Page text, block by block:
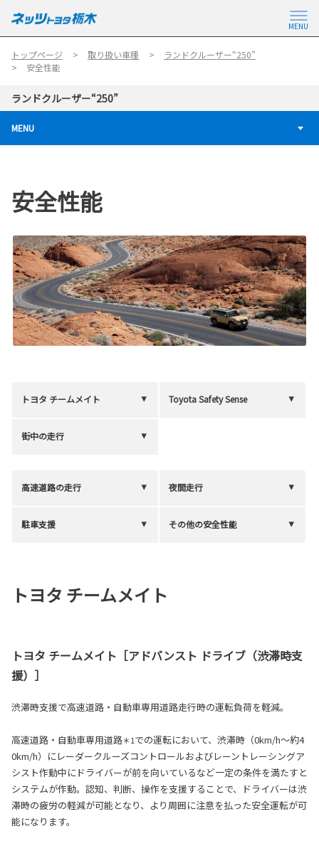
MENU
トップページ 取り扱い車種
ランドクルーザー“250”
安全性能
ランドクルーザー“250”
MENU
安全性能
トヨタ チームメイト Toyota Safety Sense
街中の走行
高速道路の走行 夜間走行
駐車支援 その他の安全性能
トヨタ チームメイト
トヨタ チームメイト［アドバンスト ドライブ（渋滞時支
援）］
渋滞時支援で高速道路・自動車専用道路走行時の運転負荷を軽減。
高速道路・自動車専用道路＊1での運転において、渋滞時（0km/h～約4
0km/h）にレーダークルーズコントロールおよびレーントレーシングア
シスト作動中にドライバーが前を向いているなど一定の条件を満たすと
システムが作動。認知、判断、操作を支援することで、ドライバーは渋
滞時の疲労の軽減が可能となり、より周囲に注意を払った安全運転が可
能になります。